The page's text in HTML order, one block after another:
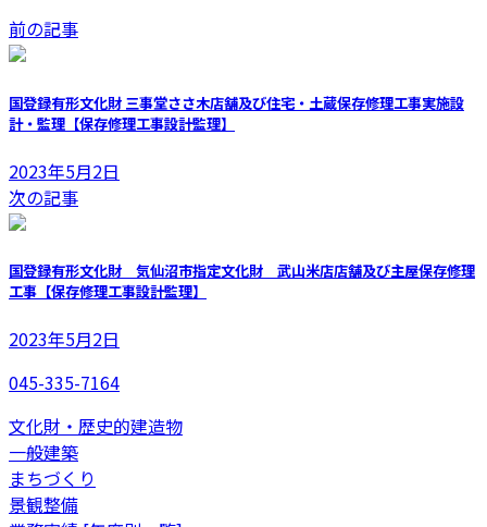
前の記事
国登録有形文化財 三事堂ささ木店舗及び住宅・土蔵保存修理工事実施設
計・監理【保存修理工事設計監理】
2023年5月2日
次の記事
国登録有形文化財 気仙沼市指定文化財 武山米店店舗及び主屋保存修理
工事【保存修理工事設計監理】
2023年5月2日
045-335-7164
文化財・歴史的建造物
一般建築
まちづくり
景観整備